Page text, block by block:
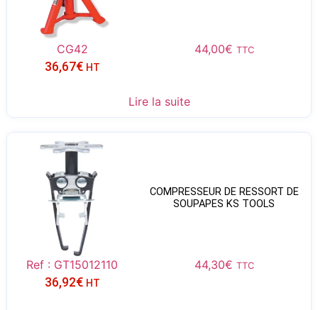
CG42 44,00€ TTC
36,67€ HT
Lire la suite
COMPRESSEUR DE RESSORT DE
SOUPAPES KS TOOLS
Ref : GT15012110 44,30€ TTC
36,92€ HT